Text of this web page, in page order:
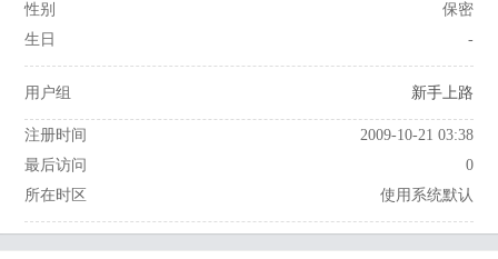
性别
保密
生日
-
用户组 新手上路
注册时间
2009-10-21 03:38
最后访问
0
所在时区
使用系统默认